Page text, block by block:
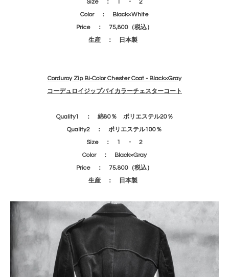
Size ： 1 ・ 2
Color ： Black×White
Price ： 75,800（税込）
生産 ： 日本製
Corduroy Zip Bi-Color Chester Coat - Black×Gray
コーデュロイジップバイカラーチェスターコート
Quality1 ： 綿80％ ポリエステル20％
Quality2 ： ポリエステル100％
Size ： 1 ・ 2
Color ： Black×Gray
Price ： 75,800（税込）
生産 ： 日本製